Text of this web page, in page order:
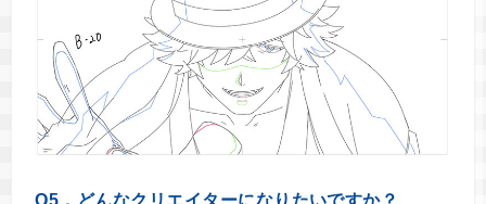
Q5．どんなクリエイターになりたいですか？